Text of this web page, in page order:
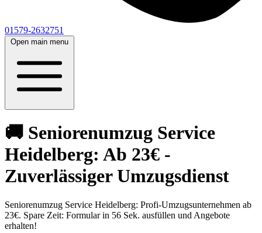
01579-2632751
Open main menu
🚚 Seniorenumzug Service
Heidelberg: Ab 23€ -
Zuverlässiger Umzugsdienst
Seniorenumzug Service Heidelberg: Profi-Umzugsunternehmen ab
23€. Spare Zeit: Formular in 56 Sek. ausfüllen und Angebote
erhalten!